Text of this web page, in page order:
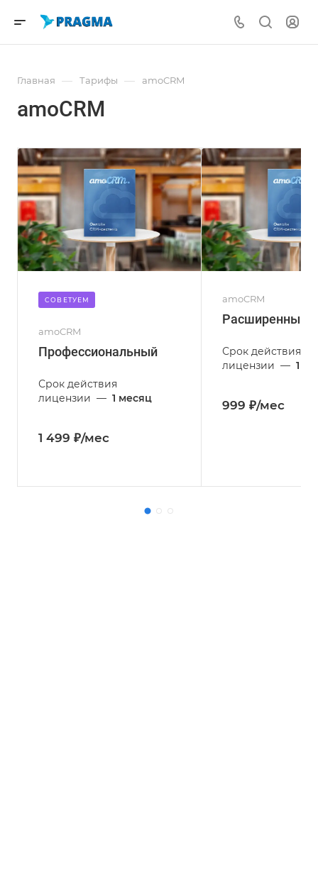
Главная — Тарифы — amoCRM
amoCRM
CОВЕТУЕМ
amoCRM
Профессиональный
Срок действия
лицензии — 1 месяц
1 499 ₽/мес
amoCRM
Расширенный
Срок действия
лицензии — 1
999 ₽/мес